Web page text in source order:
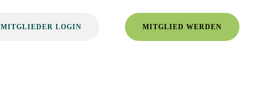
MITGLIEDER LOGIN MITGLIED WERDEN